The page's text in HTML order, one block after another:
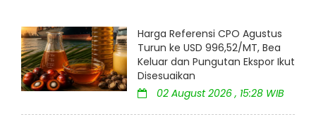
Harga Referensi CPO Agustus
Turun ke USD 996,52/MT, Bea
Keluar dan Pungutan Ekspor Ikut
Disesuaikan
02 August 2026 , 15:28 WIB